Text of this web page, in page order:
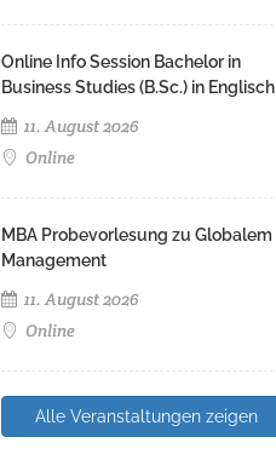
Online Info Session Bachelor in
Business Studies (B.Sc.) in Englisch
11. August 2026
Online
MBA Probevorlesung zu Globalem
Management
11. August 2026
Online
Alle Veranstaltungen zeigen